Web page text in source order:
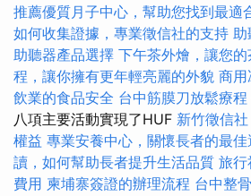
推薦優質月子中心，幫助您找到最適
如何收集證據，專業徵信社的支持 助
助聽器產品選擇 下午茶外燴，讓您
程，讓你擁有更年輕亮麗的外貌 商用
飲業的食品安全 台中筋膜刀放鬆療程
八項主要活動實現了HUF 新竹徵信
權益 專業安養中心，關懷長者的最佳
讀，如何幫助長者提升生活品質 旅行
費用 柬埔寨簽證的辦理流程 台中整